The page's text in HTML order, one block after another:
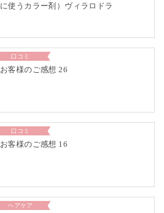
に使うカラー剤）ヴィラロドラ
口コミ
お客様のご感想 26
口コミ
お客様のご感想 16
ヘアケア